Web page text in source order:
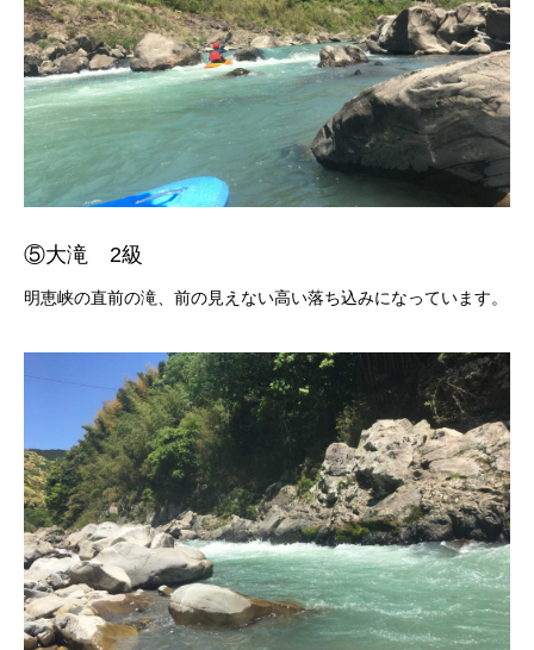
⑤大滝 2級
明恵峡の直前の滝、前の見えない高い落ち込みになっています。